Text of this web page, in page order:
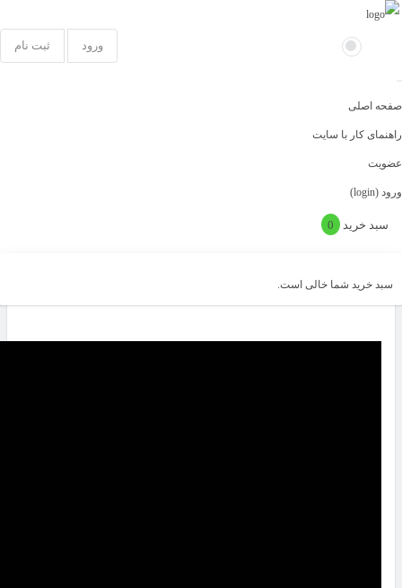
ورود ثبت نام
صفحه اصلی
راهنمای کار با سایت
عضویت
ورود (login)
سبد خرید 0
سبد خرید شما خالی است.
خانه آموزش های رایگان
قیچی زیگزاگ
آموزش های رایگان
1,464
0